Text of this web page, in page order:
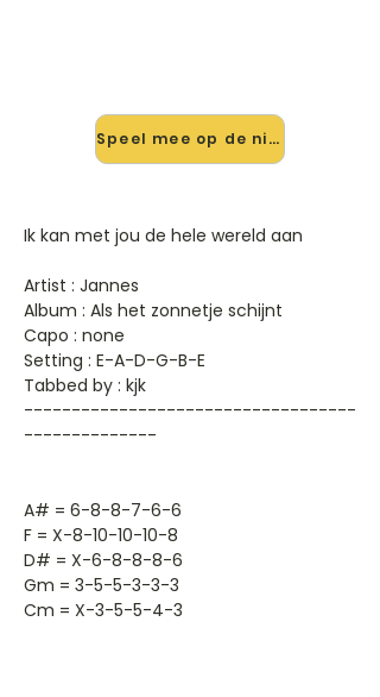
Speel mee op de nieuwe site →
Ik kan met jou de hele wereld aan
Artist : Jannes
Album : Als het zonnetje schijnt
Capo : none
Setting : E-A-D-G-B-E
Tabbed by : kjk
-----------------------------------
--------------
A# = 6-8-8-7-6-6
F = X-8-10-10-10-8
D# = X-6-8-8-8-6
Gm = 3-5-5-3-3-3
Cm = X-3-5-5-4-3